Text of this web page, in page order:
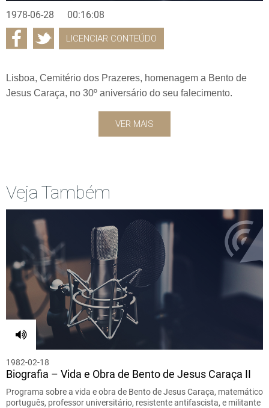
1978-06-28 00:16:08
LICENCIAR CONTEÚDO
Lisboa, Cemitério dos Prazeres, homenagem a Bento de
Jesus Caraça, no 30º aniversário do seu falecimento.
VER MAIS
Veja Também
1982-02-18
Biografia – Vida e Obra de Bento de Jesus Caraça II
Programa sobre a vida e obra de Bento de Jesus Caraça, matemático
português, professor universitário, resistente antifascista, e militante